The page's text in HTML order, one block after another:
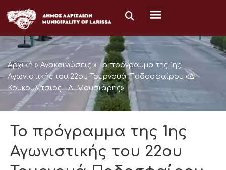
στο
περιεχόμενο
Αρχική » Ανακοινώσεις » Το πρόγραμμα της 1ης
Αγωνιστικής του 22ου Τουρνουά Ποδοσφαίρου «Δ.
Κουκουλίτσιος – Δ. Μουσιάρης»
Το πρόγραμμα της 1ης
Αγωνιστικής του 22ου